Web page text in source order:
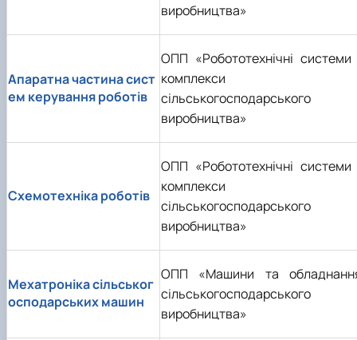
виробництва»
Апаратна частина сист
ем керування роботів
ОПП «Робототехнічні системи
комплекси
сільськогосподарського
виробництва»
Схемотехніка роботів
ОПП «Робототехнічні системи
комплекси
сільськогосподарського
виробництва»
Мехатроніка сільськог
осподарських машин
ОПП «Машини та
сільськогосподарського
виробництва»